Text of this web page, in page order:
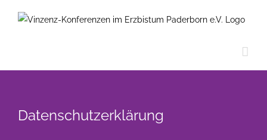
Inhalt
Datenschutzerklärung